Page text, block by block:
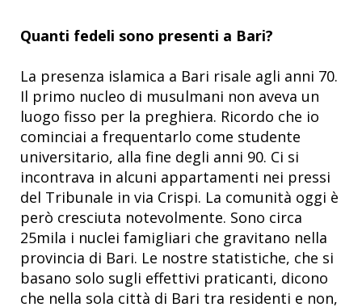
Quanti fedeli sono presenti a Bari?
La presenza islamica a Bari risale agli anni 70.
Il primo nucleo di musulmani non aveva un
luogo fisso per la preghiera. Ricordo che io
cominciai a frequentarlo come studente
universitario, alla fine degli anni 90. Ci si
incontrava in alcuni appartamenti nei pressi
del Tribunale in via Crispi. La comunità oggi è
però cresciuta notevolmente. Sono circa
25mila i nuclei famigliari che gravitano nella
provincia di Bari. Le nostre statistiche, che si
basano solo sugli effettivi praticanti, dicono
che nella sola città di Bari tra residenti e non,